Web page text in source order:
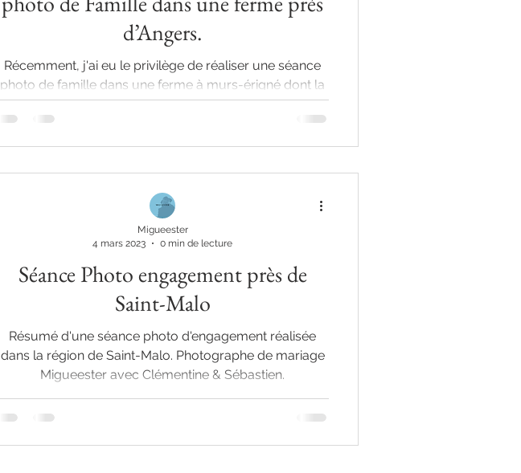
d’Angers.
Récemment, j'ai eu le privilège de réaliser une séance
photo de famille dans une ferme à murs-érigné dont la
famille est propriétaire ...
Séance Photo engagement près de
Saint-Malo
Résumé d'une séance photo d'engagement réalisée
dans la région de Saint-Malo. Photographe de mariage
Migueester avec Clémentine & Sébastien.
Migueester
4 mars 2023
0 min de lecture